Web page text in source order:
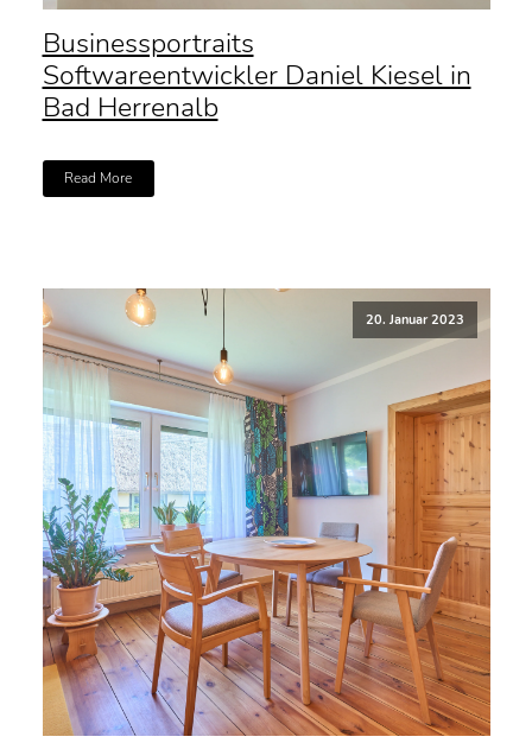
Businessportraits
Softwareentwickler Daniel Kiesel in
Bad Herrenalb
Read More
20. Januar 2023